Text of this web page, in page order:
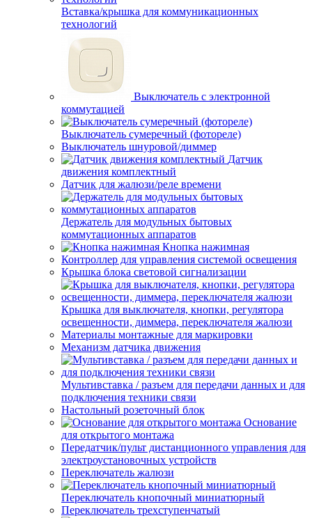
Вставка/крышка для коммуникационных
технологий
Выключатель с электронной
коммутацией
Выключатель сумеречный (фотореле)
Выключатель шнуровой/диммер
Датчик
движения комплектный
Датчик для жалюзи/реле времени
Держатель для модульных бытовых
коммутационных аппаратов
Кнопка нажимная
Контроллер для управления системой освещения
Крышка блока световой сигнализации
Крышка для выключателя, кнопки, регулятора
освещенности, диммера, переключателя жалюзи
Материалы монтажные для маркировки
Механизм датчика движения
Мультивставка / разъем для передачи данных и для
подключения техники связи
Настольный розеточный блок
Основание
для открытого монтажа
Передатчик/пульт дистанционного управления для
электроустановочных устройств
Переключатель жалюзи
Переключатель кнопочный миниатюрный
Переключатель трехступенчатый